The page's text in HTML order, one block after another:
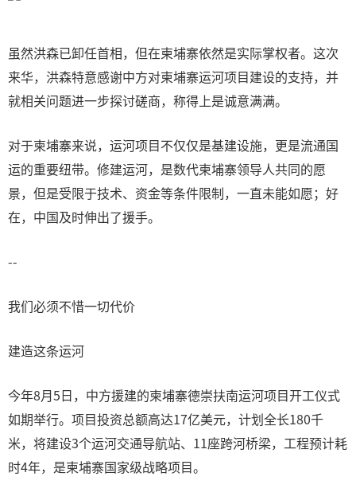
虽然洪森已卸任首相，但在柬埔寨依然是实际掌权者。这次
来华，洪森特意感谢中方对柬埔寨运河项目建设的支持，并
就相关问题进一步探讨磋商，称得上是诚意满满。
对于柬埔寨来说，运河项目不仅仅是基建设施，更是流通国
运的重要纽带。修建运河，是数代柬埔寨领导人共同的愿
景，但是受限于技术、资金等条件限制，一直未能如愿；好
在，中国及时伸出了援手。
--
我们必须不惜一切代价
建造这条运河
今年8月5日，中方援建的柬埔寨德崇扶南运河项目开工仪式
如期举行。项目投资总额高达17亿美元，计划全长180千
米，将建设3个运河交通导航站、11座跨河桥梁，工程预计耗
时4年，是柬埔寨国家级战略项目。